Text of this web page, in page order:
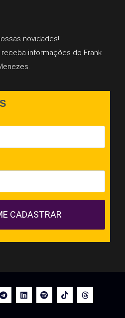
novidades!
informações do Frank
CADASTRAR